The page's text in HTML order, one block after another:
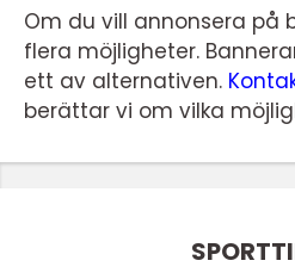
Om du vill annonsera på
flera möjligheter.
ett av alternativen.
berättar vi om vilka